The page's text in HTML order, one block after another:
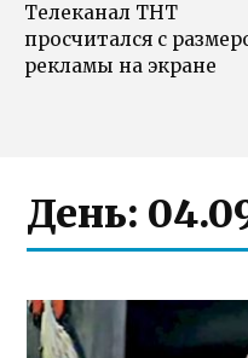
Телеканал ТНТ
просчитался с
рекламы на экране
День: